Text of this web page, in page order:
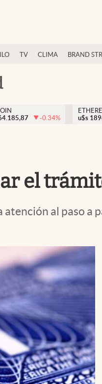
TV CLIMA BRAND
-0.34%
u$s
el
al paso a